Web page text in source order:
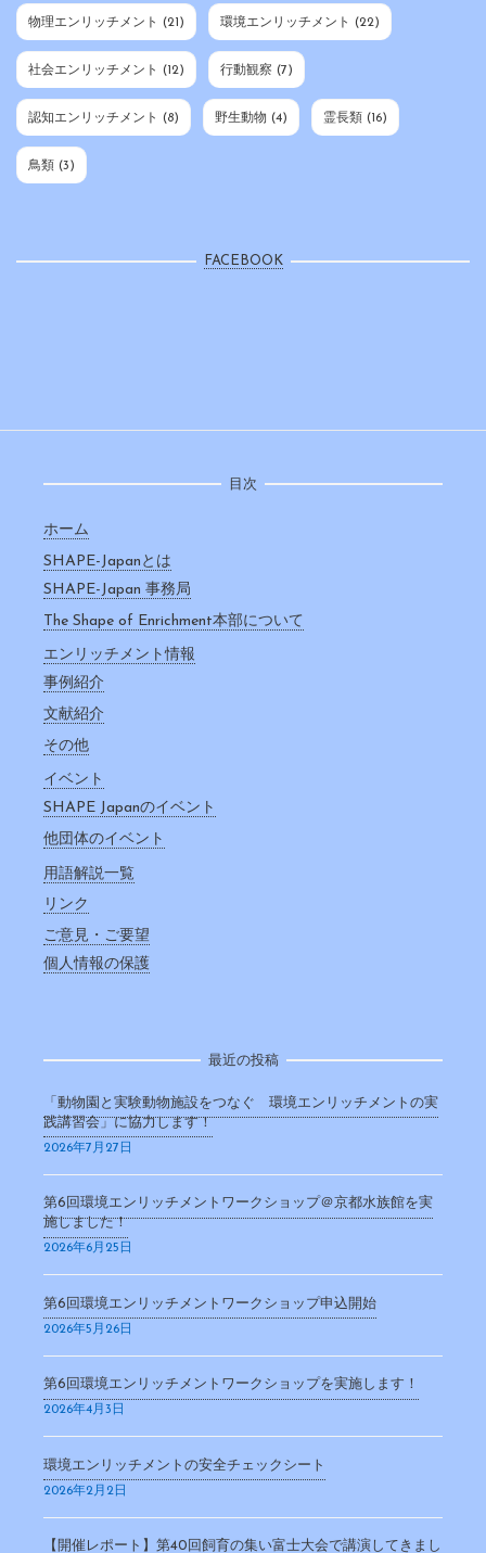
物理エンリッチメント (21) 環境エンリッチメント (22)
社会エンリッチメント (12) 行動観察 (7)
認知エンリッチメント (8) 野生動物 (4) 霊長類 (16)
鳥類 (3)
FACEBOOK
目次
ホーム
SHAPE-Japanとは
SHAPE-Japan 事務局
The Shape of Enrichment本部について
エンリッチメント情報
事例紹介
文献紹介
その他
イベント
SHAPE Japanのイベント
他団体のイベント
用語解説一覧
リンク
ご意見・ご要望
個人情報の保護
最近の投稿
「動物園と実験動物施設をつなぐ 環境エンリッチメントの実
践講習会」に協力します！
2026年7月27日
第6回環境エンリッチメントワークショップ＠京都水族館を実
施しました！
2026年6月25日
第6回環境エンリッチメントワークショップ申込開始
2026年5月26日
第6回環境エンリッチメントワークショップを実施します！
2026年4月3日
環境エンリッチメントの安全チェックシート
2026年2月2日
【開催レポート】第40回飼育の集い富士大会で講演してきまし